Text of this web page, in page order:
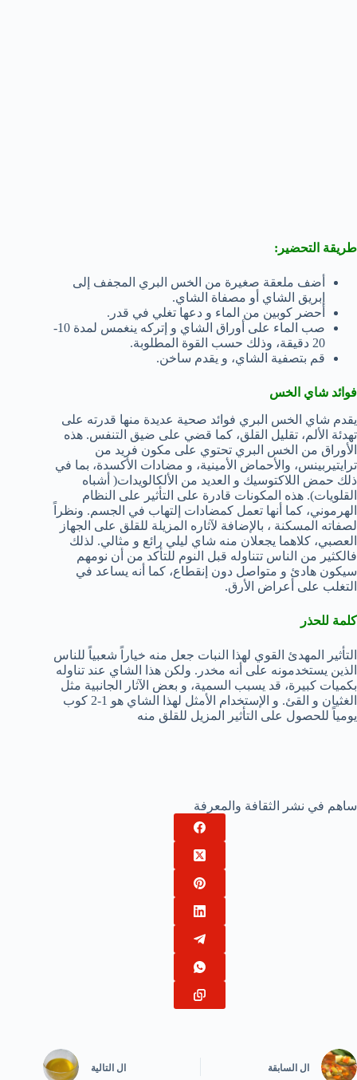
طريقة التحضير:
أضف ملعقة صغيرة من الخس البري المجفف إلى
إبريق الشاي أو مصفاة الشاي.
أحضر كوبين من الماء و دعها تغلي في قدر.
صب الماء على أوراق الشاي و إتركه ينغمس لمدة 10-
20 دقيقة، وذلك حسب القوة المطلوبة.
قم بتصفية الشاي، و يقدم ساخن.
فوائد شاي الخس
يقدم شاي الخس البري فوائد صحية عديدة منها قدرته على
تهدئة الألم، تقليل القلق، كما قضي على ضيق التنفس. هذه
الأوراق من الخس البري تحتوي على مكون فريد من
ترايتيربينس، والأحماض الأمينية، و مضادات الأكسدة، بما في
ذلك حمض اللاكتوسيك و العديد من الألكالويدات( أشباه
القلويات). هذه المكونات قادرة على التأثير على النظام
الهرموني، كما أنها تعمل كمضادات إلتهاب في الجسم. ونظراً
لصفاته المسكنة ، بالإضافة لآثاره المزيلة للقلق على الجهاز
العصبي، كلاهما يجعلان منه شاي ليلي رائع و مثالي. لذلك
فالكثير من الناس تتناوله قبل النوم للتأكد من أن نومهم
سيكون هادئ و متواصل دون إنقطاع، كما أنه يساعد في
التغلب على أعراض الأرق.
كلمة للحذر
التأثير المهدئ القوي لهذا النبات جعل منه خياراً شعبياً للناس
الذين يستخدمونه على أنه مخدر. ولكن هذا الشاي عند تناوله
بكميات كبيرة، قد يسبب السمية، و بعض الآثار الجانبية مثل
الغثيان و القئ. و الإستخدام الأمثل لهذا الشاي هو 1-2 كوب
يومياً للحصول على التأثير المزيل للقلق منه
ساهم في نشر الثقافة والمعرفة
ال السابقة ال التالية